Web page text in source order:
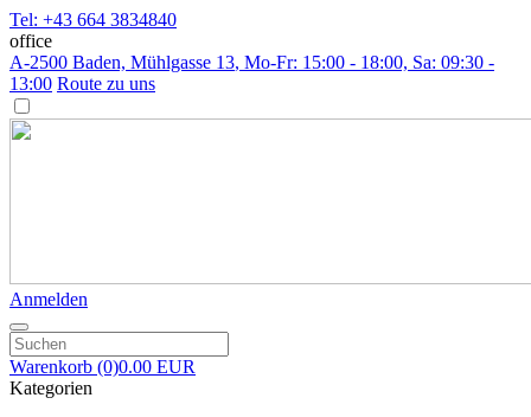
Tel: +43 664 3834840
office
A-2500 Baden, Mühlgasse 13, Mo-Fr: 15:00 - 18:00, Sa: 09:30 -
13:00 Route zu uns
Anmelden
Warenkorb (0)0.00 EUR
Kategorien